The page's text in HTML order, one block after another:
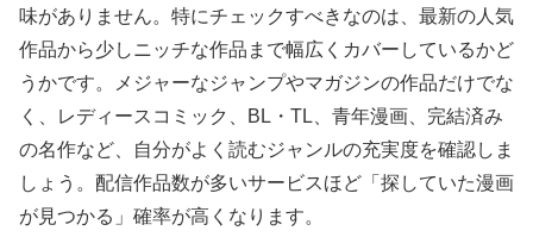
味がありません。特にチェックすべきなのは、最新の人気
作品から少しニッチな作品まで幅広くカバーしているかど
うかです。メジャーなジャンプやマガジンの作品だけでな
く、レディースコミック、BL・TL、青年漫画、完結済み
の名作など、自分がよく読むジャンルの充実度を確認しま
しょう。配信作品数が多いサービスほど「探していた漫画
が見つかる」確率が高くなります。